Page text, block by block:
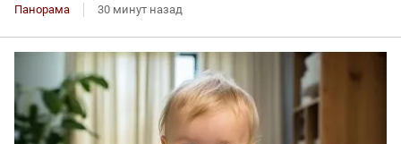
Панорама 30 минут назад